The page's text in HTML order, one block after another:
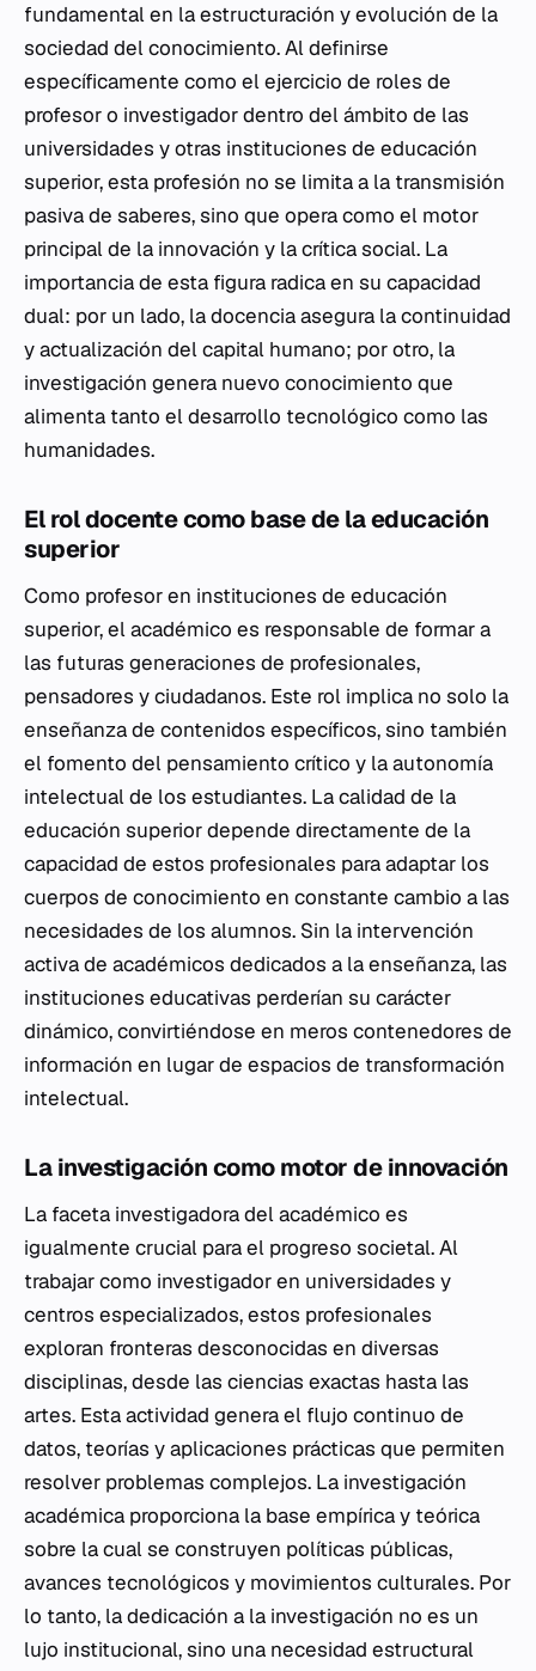
fundamental en la estructuración y evolución de la
sociedad del conocimiento. Al definirse
específicamente como el ejercicio de roles de
profesor o investigador dentro del ámbito de las
universidades y otras instituciones de educación
superior, esta profesión no se limita a la transmisión
pasiva de saberes, sino que opera como el motor
principal de la innovación y la crítica social. La
importancia de esta figura radica en su capacidad
dual: por un lado, la docencia asegura la continuidad
y actualización del capital humano; por otro, la
investigación genera nuevo conocimiento que
alimenta tanto el desarrollo tecnológico como las
humanidades.
El rol docente como base de la educación
superior
Como profesor en instituciones de educación
superior, el académico es responsable de formar a
las futuras generaciones de profesionales,
pensadores y ciudadanos. Este rol implica no solo la
enseñanza de contenidos específicos, sino también
el fomento del pensamiento crítico y la autonomía
intelectual de los estudiantes. La calidad de la
educación superior depende directamente de la
capacidad de estos profesionales para adaptar los
cuerpos de conocimiento en constante cambio a las
necesidades de los alumnos. Sin la intervención
activa de académicos dedicados a la enseñanza, las
instituciones educativas perderían su carácter
dinámico, convirtiéndose en meros contenedores de
información en lugar de espacios de transformación
intelectual.
La investigación como motor de innovación
La faceta investigadora del académico es
igualmente crucial para el progreso societal. Al
trabajar como investigador en universidades y
centros especializados, estos profesionales
exploran fronteras desconocidas en diversas
disciplinas, desde las ciencias exactas hasta las
artes. Esta actividad genera el flujo continuo de
datos, teorías y aplicaciones prácticas que permiten
resolver problemas complejos. La investigación
académica proporciona la base empírica y teórica
sobre la cual se construyen políticas públicas,
avances tecnológicos y movimientos culturales. Por
lo tanto, la dedicación a la investigación no es un
lujo institucional, sino una necesidad estructural